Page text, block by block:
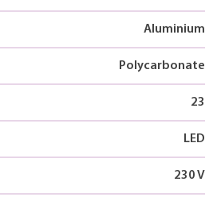
Aluminium
Polycarbonate
23
LED
230 V